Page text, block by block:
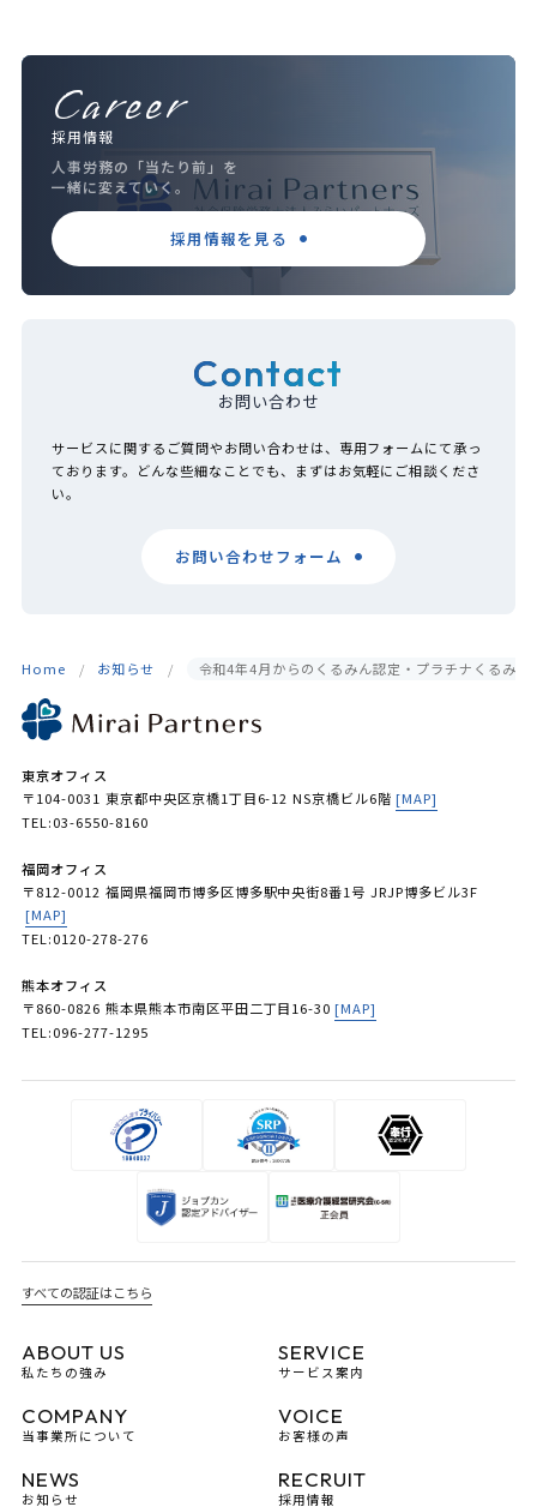
Career
採用情報
人事労務の「当たり前」を
一緒に変えていく。
採用情報を見る
Contact
お問い合わせ
サービスに関するご質問やお問い合わせは、専用フォームにて承っ
ております。どんな些細なことでも、まずはお気軽にご相談くださ
い。
お問い合わせフォーム
Home お知らせ 令和4年4月からのくるみん認定・プラチナくるみ
東京オフィス
〒104-0031 東京都中央区京橋1丁目6-12 NS京橋ビル6階 [MAP]
TEL:03-6550-8160
福岡オフィス
〒812-0012 福岡県福岡市博多区博多駅中央街8番1号 JRJP博多ビル3F
[MAP]
TEL:0120-278-276
熊本オフィス
〒860-0826 熊本県熊本市南区平田二丁目16-30 [MAP]
TEL:096-277-1295
すべての認証はこちら
ABOUT US
私たちの強み
SERVICE
サービス案内
COMPANY
当事業所について
VOICE
お客様の声
NEWS
お知らせ
RECRUIT
採用情報